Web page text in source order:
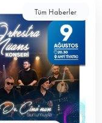
Tüm Haberler